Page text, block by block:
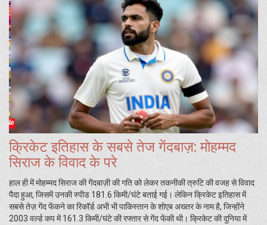
क्रिकेट इतिहास के सबसे तेज गेंदबाज़: मोहम्मद
सिराज के विवाद के परे
हाल ही में मोहम्मद सिराज की गेंदबाज़ी की गति को लेकर तकनीकी त्रुटि की वजह से विवाद
पैदा हुआ, जिसमें उनकी स्पीड 181.6 किमी/घंटे बताई गई। लेकिन क्रिकेट इतिहास में
सबसे तेज़ गेंद फेंकने का रिकॉर्ड अभी भी पाकिस्तान के शोएब अख्तर के नाम है, जिन्होंने
2003 वर्ल्ड कप में 161.3 किमी/घंटे की रफ्तार से गेंद फेंकी थी। क्रिकेट की दुनिया में